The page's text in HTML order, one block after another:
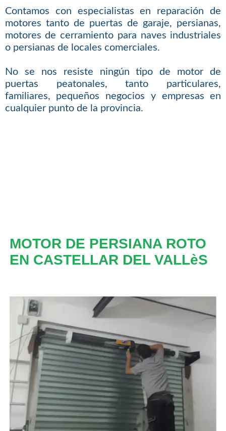
Contamos con especialistas en reparación de
motores tanto de puertas de garaje, persianas,
motores de cerramiento para naves industriales
o persianas de locales comerciales.
No se nos resiste ningún tipo de motor de
puertas peatonales, tanto particulares,
familiares, pequeños negocios y empresas en
cualquier punto de la provincia.
MOTOR DE PERSIANA ROTO
EN CASTELLAR DEL VALLèS